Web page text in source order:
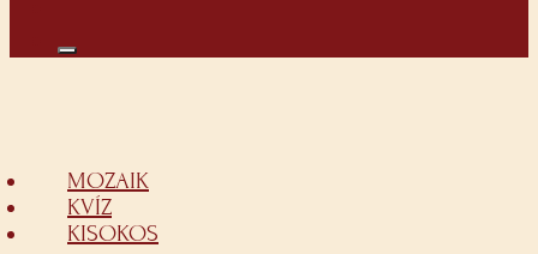
MOZAIK
KVÍZ
KISOKOS